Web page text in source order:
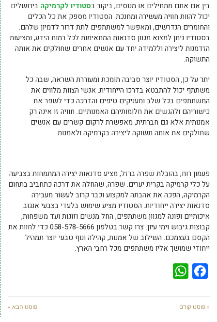
בין אם אתם מתחילים או מנוסים, ביקור בסטודיו לקרמיקה בירושלים
יכול להוות חוויה מעשירה ומחנכת. הסטודיו מספק את כל הכלים
והחומרים הנדרשים, ומאפשר למשתתפים לתת דרור לדמיון שלהם.
בסטודיו ניתן למצוא מגוון סדנאות המתאימות לכל רמות הידע, ומציעות
הזדמנות ליצירה וללמידה יחד עם אנשים אחרים שחולקים את אותה
התשוקה.
יתר על כן, הסטודיו יוצר סביבה תומכת ומעוררת השראה, שבה כל
משתתף יכול להתבטא בדרכו הייחודית. אנשי הצוות מלווים את
המשתתפים בכל שלב ומעניקים טיפים והדרכה כדי לשפר את
כישוריהם ולהגשים את חלומותיהם האמנותיים. חוויה זו אינה רק
אמנותית אלא גם חברתית, מאפשרת לרקום קשרים עם אנשים
שחולקים את אותה תשוקה ליצירה בקרמיקה ולאמנות.
פעמון רוח, בהובלת שפרה ברזל, מציע סדנאות יצירה המתמחות בצביעה
על כלי קרמיקה בקרית יערים. שפרה, שהחלה את דרכה כתחביב בתחום
הקרמיקה, הפכה את אהבתה למקצוע וכבר קרוב לעשור מעבירה
סדנאות יצירה ייחודיות. הסטודיו מציע שימוש בלעדי בצבעי אנגוב
איכותיים ופונה למגוון משתתפים, החל מנשים וזוגות ועד משפחות,
קבוצות גיבוש וימי עיון. צרו קשר בטלפון 058-578-5666 כדי לחוות את
הקסם בעצמכם. השילוב של אמנות, קהילה ונוף טבעי יוצר תמהיל
ייחודי שמושך אליו משתתפים מכל רחבי הארץ.
Facebook
« פוסט קודם פוסט הבא »